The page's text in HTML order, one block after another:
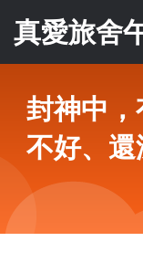
真愛旅舍
封神中
不好、